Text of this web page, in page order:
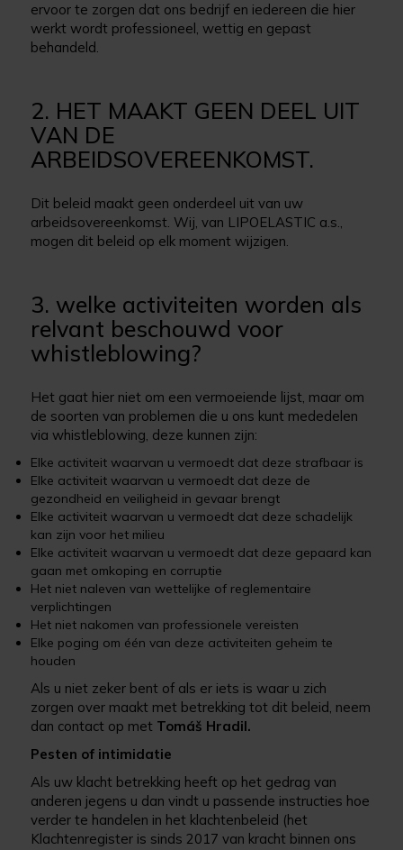
ervoor te zorgen dat ons bedrijf en iedereen die hier
werkt wordt professioneel, wettig en gepast
behandeld.
2. HET MAAKT GEEN DEEL UIT
VAN DE
ARBEIDSOVEREENKOMST.
Dit beleid maakt geen onderdeel uit van uw
arbeidsovereenkomst. Wij, van LIPOELASTIC a.s.,
mogen dit beleid op elk moment wijzigen.
3. welke activiteiten worden als
relvant beschouwd voor
whistleblowing?
Het gaat hier niet om een vermoeiende lijst, maar om
de soorten van problemen die u ons kunt mededelen
via whistleblowing, deze kunnen zijn:
Elke activiteit waarvan u vermoedt dat deze strafbaar is
Elke activiteit waarvan u vermoedt dat deze de
gezondheid en veiligheid in gevaar brengt
Elke activiteit waarvan u vermoedt dat deze schadelijk
kan zijn voor het milieu
Elke activiteit waarvan u vermoedt dat deze gepaard kan
gaan met omkoping en corruptie
Het niet naleven van wettelijke of reglementaire
verplichtingen
Het niet nakomen van professionele vereisten
Elke poging om één van deze activiteiten geheim te
houden
Als u niet zeker bent of als er iets is waar u zich
zorgen over maakt met betrekking tot dit beleid, neem
dan contact op met Tomáš Hradil.
Pesten of intimidatie
Als uw klacht betrekking heeft op het gedrag van
anderen jegens u dan vindt u passende instructies hoe
verder te handelen in het klachtenbeleid (het
Klachtenregister is sinds 2017 van kracht binnen ons